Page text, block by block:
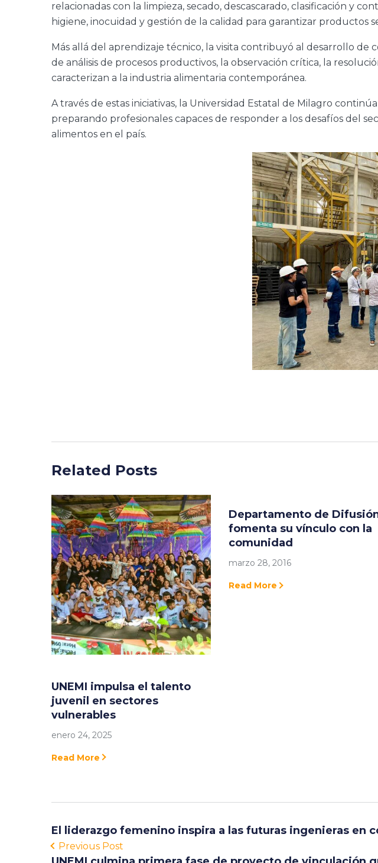
relacionadas con la limpieza, secado, descascarado, clasificación y
higiene, inocuidad y gestión de la calidad para garantizar productos
Más allá del aprendizaje técnico, la visita contribuyó al desarrollo de
de análisis de procesos productivos, la observación crítica, la
caracterizan a la industria alimentaria contemporánea.
A través de estas iniciativas, la Universidad Estatal de Milagro
preparando profesionales capaces de responder a los desafíos del
alimentos en el país.
Related Posts
UNEMI impulsa el talento
juvenil en sectores
vulnerables
enero 24, 2025
Read More
Departamento de
fomenta su vínculo con la
comunidad
marzo 28, 2016
Read More
El liderazgo femenino inspira a las futuras ingenieras en
Previous Post